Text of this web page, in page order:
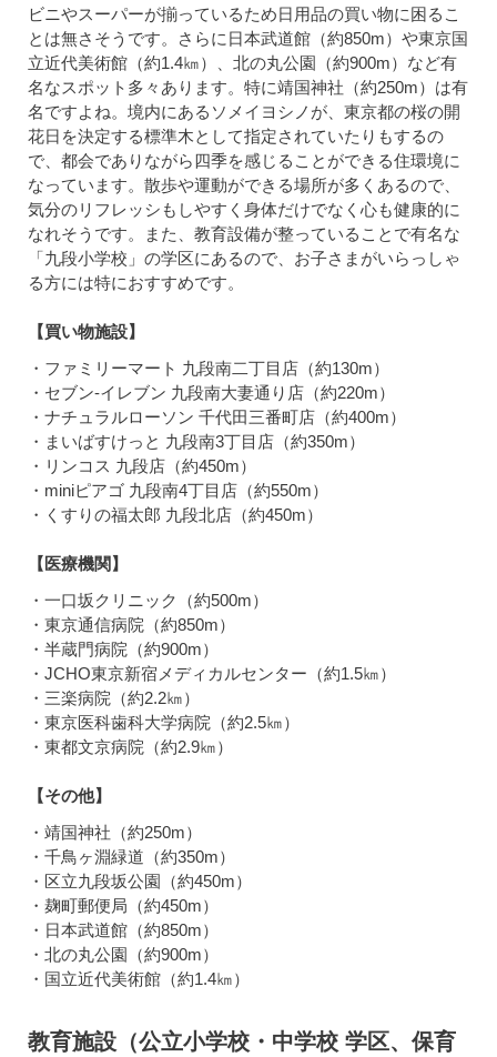
ビニやスーパーが揃っているため日用品の買い物に困るこ
とは無さそうです。さらに日本武道館（約850m）や東京国
立近代美術館（約1.4㎞）、北の丸公園（約900m）など有
名なスポット多々あります。特に靖国神社（約250m）は有
名ですよね。境内にあるソメイヨシノが、東京都の桜の開
花日を決定する標準木として指定されていたりもするの
で、都会でありながら四季を感じることができる住環境に
なっています。散歩や運動ができる場所が多くあるので、
気分のリフレッシもしやすく身体だけでなく心も健康的に
なれそうです。また、教育設備が整っていることで有名な
「九段小学校」の学区にあるので、お子さまがいらっしゃ
る方には特におすすめです。
【買い物施設】
・ファミリーマート 九段南二丁目店（約130m）
・セブン-イレブン 九段南大妻通り店（約220m）
・ナチュラルローソン 千代田三番町店（約400m）
・まいばすけっと 九段南3丁目店（約350m）
・リンコス 九段店（約450m）
・miniピアゴ 九段南4丁目店（約550m）
・くすりの福太郎 九段北店（約450m）
【医療機関】
・一口坂クリニック（約500m）
・東京通信病院（約850m）
・半蔵門病院（約900m）
・JCHO東京新宿メディカルセンター（約1.5㎞）
・三楽病院（約2.2㎞）
・東京医科歯科大学病院（約2.5㎞）
・東都文京病院（約2.9㎞）
【その他】
・靖国神社（約250m）
・千鳥ヶ淵緑道（約350m）
・区立九段坂公園（約450m）
・麹町郵便局（約450m）
・日本武道館（約850m）
・北の丸公園（約900m）
・国立近代美術館（約1.4㎞）
教育施設（公立小学校・中学校 学区、保育